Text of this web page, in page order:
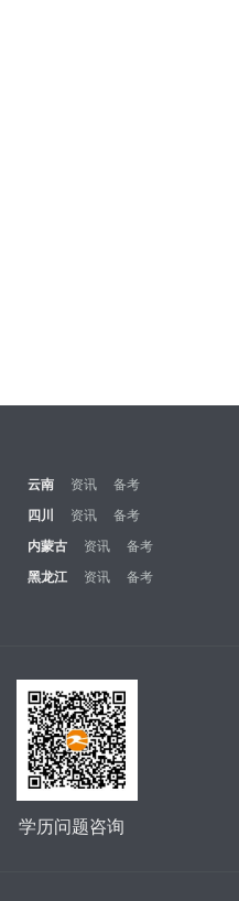
云南 资讯
备考
四川 资讯
备考
内蒙古 资讯
备考
黑龙江 资讯 备考
学历问题咨询